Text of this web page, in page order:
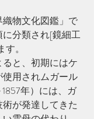
物文化図鑑」で
分類され[鏡細工
。
と、初期にはケ
用されムガール
年）には、ガ
が発達してきた